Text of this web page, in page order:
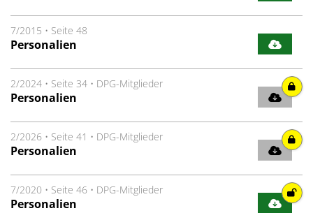
7/2015 • Seite 48
Personalien
2/2024 • Seite 34 • DPG-Mitglieder
Personalien
2/2026 • Seite 41 • DPG-Mitglieder
Personalien
7/2020 • Seite 46 • DPG-Mitglieder
Personalien